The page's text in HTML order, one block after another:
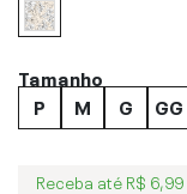
Tamanho
P
M G GG
Receba até R$ 6,99